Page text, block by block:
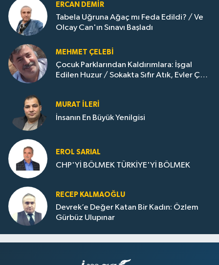
ERCAN DEMIR
Tabela Uğruna Ağaç mı Feda Edildi? / Ve
Olcay Can'ın Sınavı Başladı
MEHMET ÇELEBI
Çocuk Parklarından Kaldırımlara: İşgal
Edilen Huzur / Sokakta Sıfır Atık, Evler Çöp
MURAT İLERI
İnsanın En Büyük Yenilgisi
EROL SARIAL
CHP'Yİ BÖLMEK TÜRKİYE'Yİ BÖLMEK
RECEP KALMAOĞLU
Devrek’e Değer Katan Bir Kadın: Özlem
Gürbüz Ulupınar